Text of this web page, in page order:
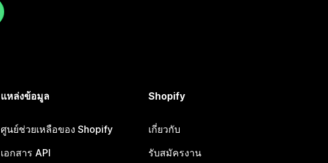
แหล่งข้อมูล
ศูนย์ช่วยเหลือของ Shopify
เอกสาร API
Shopify
เกี่ยวกับ
รับสมัครงาน